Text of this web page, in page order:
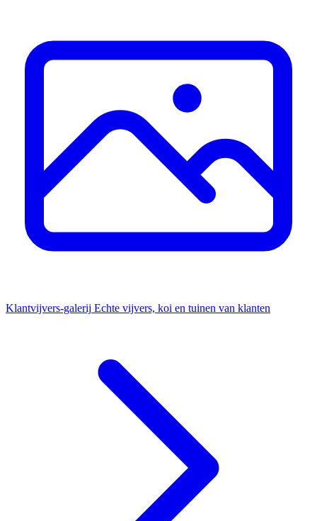
Klantvijvers-galerij Echte vijvers, koi en tuinen van klanten